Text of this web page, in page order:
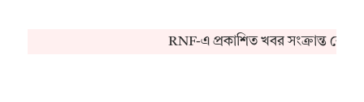
RNF-এ প্রকাশিত খবর সংক্রান্ত